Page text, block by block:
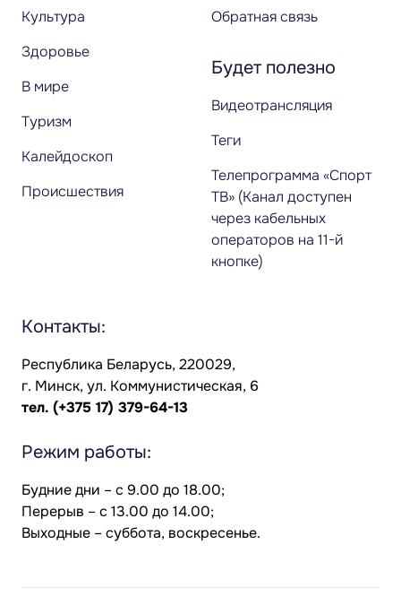
Культура
Здоровье
В мире
Туризм
Калейдоскоп
Происшествия
Обратная связь
Будет полезно
Видеотрансляция
Теги
Телепрограмма «Спорт
ТВ» (Канал доступен
через кабельных
операторов на 11-й
кнопке)
Контакты:
Республика Беларусь, 220029,
г. Минск, ул. Коммунистическая, 6
тел. (+375 17) 379-64-13
Режим работы:
Будние дни – с 9.00 до 18.00;
Перерыв – с 13.00 до 14.00;
Выходные – суббота, воскресенье.